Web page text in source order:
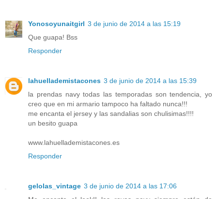
Yonosoyunaitgirl 3 de junio de 2014 a las 15:19
Que guapa! Bss
Responder
lahuellademistacones 3 de junio de 2014 a las 15:39
la prendas navy todas las temporadas son tendencia, yo
creo que en mi armario tampoco ha faltado nunca!!!
me encanta el jersey y las sandalias son chulisimas!!!!
un besito guapa
www.lahuellademistacones.es
Responder
gelolas_vintage 3 de junio de 2014 a las 17:06